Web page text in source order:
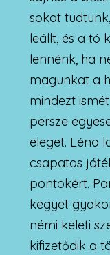
sokat
leállt, és a tó
lennénk, ha
magunkat a
mindezt
persze
eleget. Léna
csapatos
pontokért.
kegyet
némi keleti
kifizetődik a